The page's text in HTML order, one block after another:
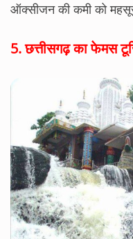
ऑक्सीजन की कमी को
5.छत्तीसगढ़ का फेमस